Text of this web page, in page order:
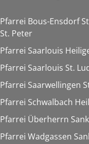
Pfarrei Bous-Ensdorf
St. Peter
Pfarrei Saarlouis
Pfarrei Saarlouis St.
Pfarrei Saarwellingen
Pfarrei Schwalbach
Pfarrei Überherrn
Pfarrei Wadgassen